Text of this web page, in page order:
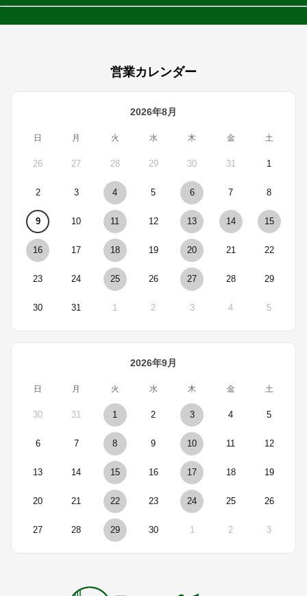
営業カレンダー
2026年8月
日 月 火 水 木 金 土
26 27 28 29 30 31 1
2 3 4 5 6 7 8
9 10 11 12 13 14 15
16 17 18 19 20 21 22
23 24 25 26 27 28 29
30 31 1 2 3 4 5
2026年9月
日 月 火 水 木 金 土
30 31 1 2 3 4 5
6 7 8 9 10 11 12
13 14 15 16 17 18 19
20 21 22 23 24 25 26
27 28 29 30 1 2 3